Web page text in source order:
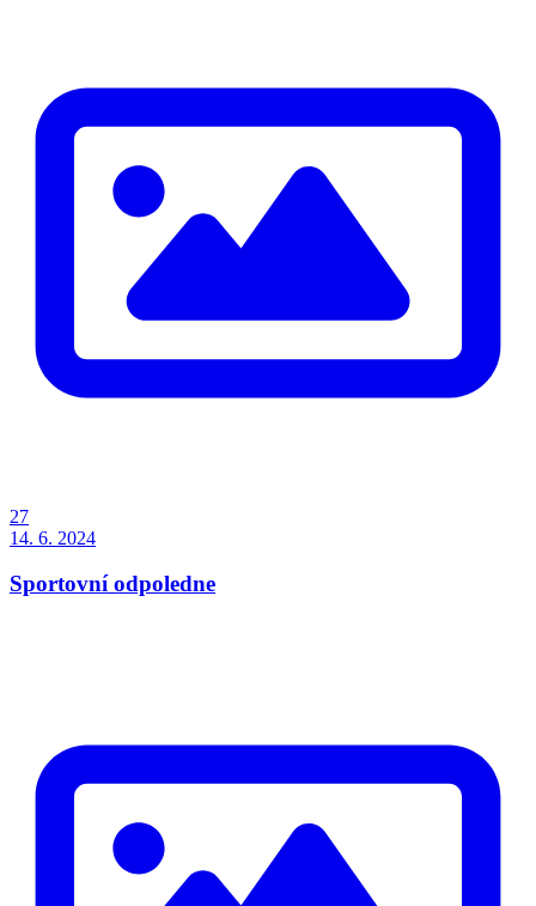
27
14. 6. 2024
Sportovní odpoledne